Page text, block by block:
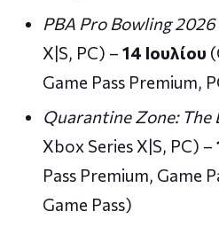
PBA Pro Bowling 2026
X|S, PC) – 14 Ιουλίου
Game Pass Premium,
Quarantine Zone: The
Xbox Series X|S, PC) –
Pass Premium, Game
Game Pass)